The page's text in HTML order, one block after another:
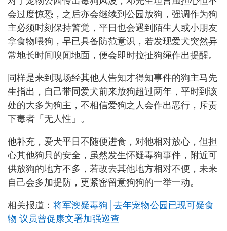
会过度惊恐，之后亦会继续到公园放狗，强调作为狗
主必须时刻保持警觉，平日也会遇到陌生人或小朋友
拿食物喂狗，早已具备防范意识，若发现爱犬突然异
常地长时间嗅闻地面，便会即时拉扯狗绳作出提醒。
同样是来到现场经其他人告知才得知事件的狗主马先
生指出，自己带同爱犬前来放狗超过两年，平时到该
处的大多为狗主，不相信爱狗之人会作出恶行，斥责
下毒者「无人性」。
他补充，爱犬平日不随便进食，对牠相对放心，但担
心其他狗只的安全，虽然发生怀疑毒狗事件，附近可
供放狗的地方不多，若改去其他地方相对不便，未来
自己会多加提防，更紧密留意狗狗的一举一动。
相关报道： 将军澳疑毒狗│去年宠物公园已现可疑食
物 议员曾促康文署加强巡查